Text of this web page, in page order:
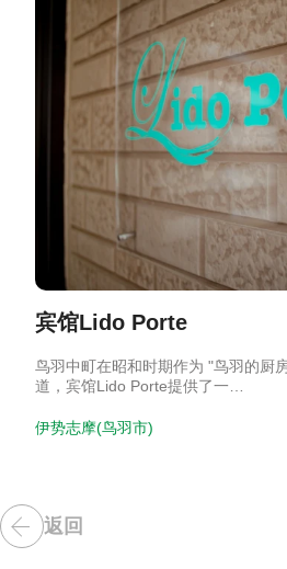
宾馆Lido Porte
鸟羽中町在昭和时期作为 "鸟羽的厨
道，宾馆Lido Porte提供了一…
伊势志摩(鸟羽市)
返回